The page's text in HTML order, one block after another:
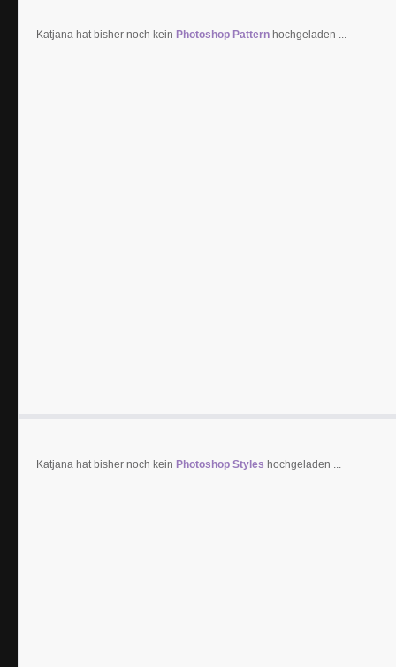
Katjana hat bisher noch kein Photoshop Pattern hochgeladen ...
Katjana hat bisher noch kein Photoshop Styles hochgeladen ...